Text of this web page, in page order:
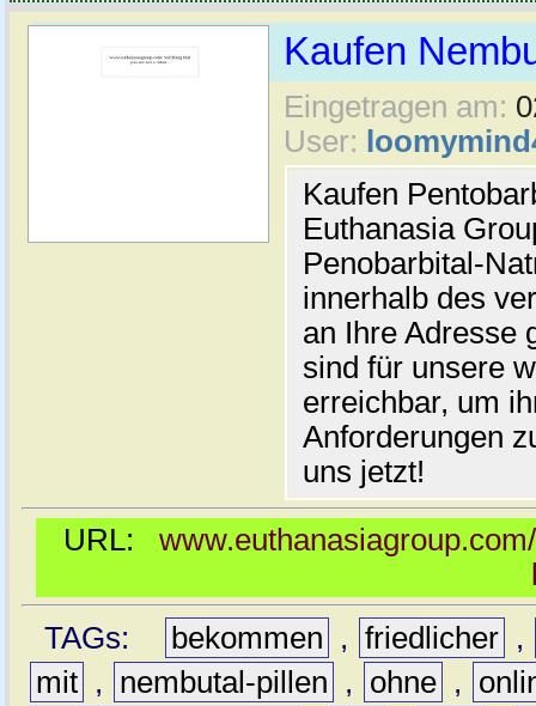
Kaufen
Eingetragen am:
User:
Kaufen
Euthanasia
Penobarbital-
innerhalb des
an Ihre Adresse
sind für unsere
erreichbar, um
Anforderungen
uns jetzt!
URL:
TAGs:
bekommen , friedlicher ,
mit , nembutal-pillen , ohne ,